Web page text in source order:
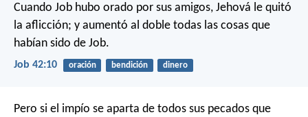
Cuando Job hubo orado por sus amigos, Jehová le quitó
la aflicción; y aumentó al doble todas las cosas que
habían sido de Job.
Job 42:10 oración bendición dinero
Pero si el impío se aparta de todos sus pecados que